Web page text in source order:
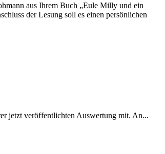
aus Ihrem Buch „Eule Milly und ein
der Lesung soll es einen persönlichen
jetzt veröffentlichten Auswertung mit. An...